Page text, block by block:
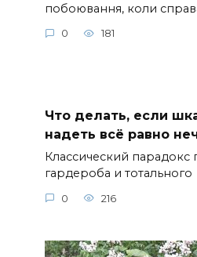
побоювання, коли
0 181
Что делать, если
надеть всё равно
Классический
гардероба и тотального
0 216